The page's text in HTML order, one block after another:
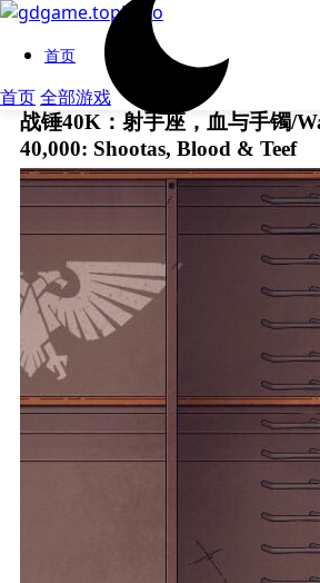
首页
首页全部游戏
战锤40K：射手座，血与手镯/
40,000: Shootas, Blood & Teef